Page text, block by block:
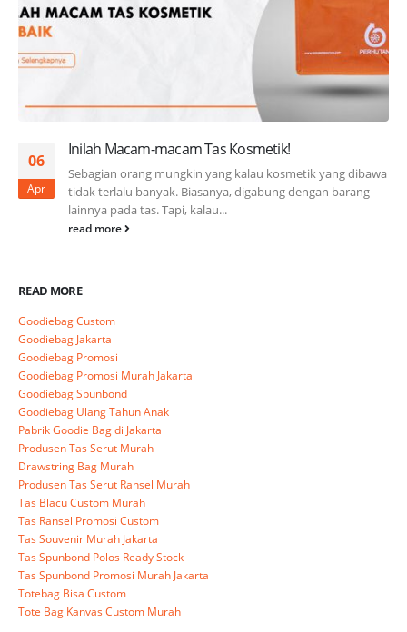
06
Apr
Inilah Macam-macam Tas Kosmetik!
Sebagian orang mungkin yang kalau kosmetik yang dibawa
tidak terlalu banyak. Biasanya, digabung dengan barang
lainnya pada tas. Tapi, kalau...
read more
READ MORE
Goodiebag Custom
Goodiebag Jakarta
Goodiebag Promosi
Goodiebag Promosi Murah Jakarta
Goodiebag Spunbond
Goodiebag Ulang Tahun Anak
Pabrik Goodie Bag di Jakarta
Produsen Tas Serut Murah
Drawstring Bag Murah
Produsen Tas Serut Ransel Murah
Tas Blacu Custom Murah
Tas Ransel Promosi Custom
Tas Souvenir Murah Jakarta
Tas Spunbond Polos Ready Stock
Tas Spunbond Promosi Murah Jakarta
Totebag Bisa Custom
Tote Bag Kanvas Custom Murah